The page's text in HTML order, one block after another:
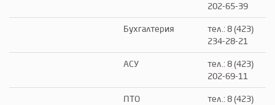
202-65-39
Бухгалтерия
тел.: 8 (423)
234-28-21
АСУ
тел.: 8 (423)
202-69-11
ПТО
тел.: 8 (423)